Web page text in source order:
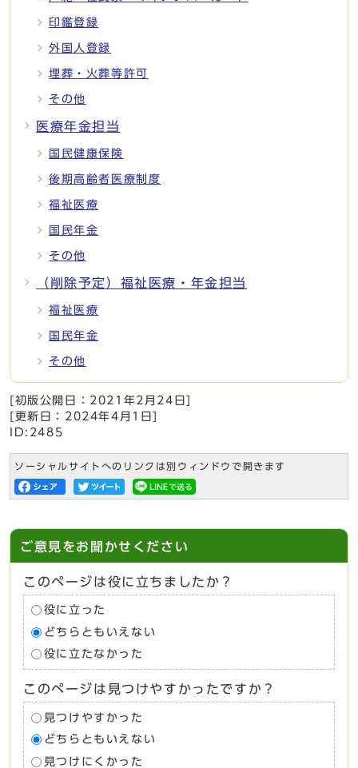
印鑑登録
外国人登録
埋葬・火葬等許可
その他
医療年金担当
国民健康保険
後期高齢者医療制度
福祉医療
国民年金
その他
（削除予定）福祉医療・年金担当
福祉医療
国民年金
その他
[初版公開日： 2021年2月24日
[更新日： 2024年4月1日
ID:2485
ソーシャルサイトへのリンクは別ウィンドウで開きます
ご意見をお聞かせください
このページは役に立ちましたか？
役に立った
どちらともいえない
役に立たなかった
このページは見つけやすかったですか？
見つけやすかった
どちらともいえない
見つけにくかった